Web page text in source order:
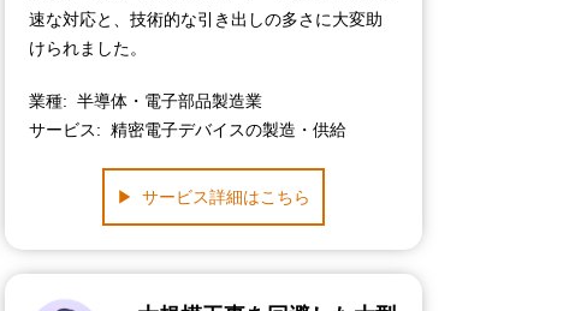
速な対応と、技術的な引き出しの多さに大変助
けられました。
業種
半導体・電子部品製造業
サービス
精密電子デバイスの製造・供給
サービス詳細はこちら